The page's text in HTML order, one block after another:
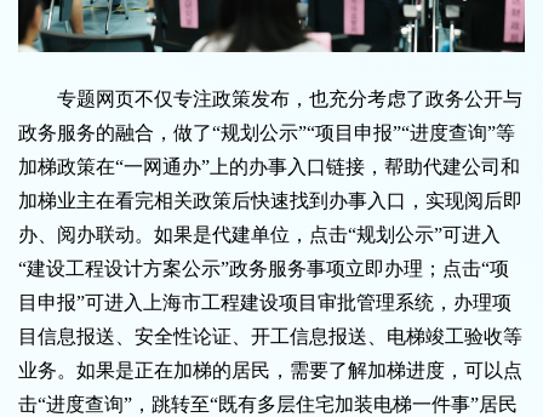
专题网页不仅专注政策发布，也充分考虑了政务公开与
政务服务的融合，做了“规划公示”“项目申报”“进度查询”等
加梯政策在“一网通办”上的办事入口链接，帮助代建公司和
加梯业主在看完相关政策后快速找到办事入口，实现阅后即
办、阅办联动。如果是代建单位，点击“规划公示”可进入
“建设工程设计方案公示”政务服务事项立即办理；点击“项
目申报”可进入上海市工程建设项目审批管理系统，办理项
目信息报送、安全性论证、开工信息报送、电梯竣工验收等
业务。如果是正在加梯的居民，需要了解加梯进度，可以点
击“进度查询”，跳转至“既有多层住宅加装电梯一件事”居民